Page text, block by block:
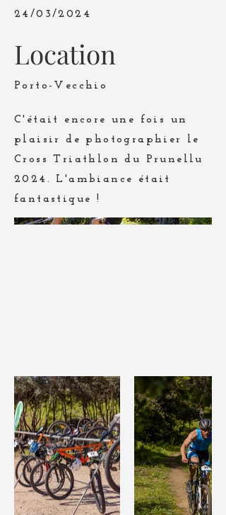
24/03/2024
Location
Porto-Vecchio
C'était encore une fois un
plaisir de photographier le
Cross Triathlon du Prunellu
2024. L'ambiance était
fantastique !